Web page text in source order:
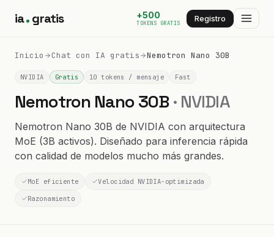
ia gratis +500
TOKENS GRATIS Registro
Inicio Chat con IA gratis Nemotron Nano 30B
NVIDIA Gratis 10 tokens / mensaje Fast
Nemotron Nano 30B· NVIDIA
Nemotron Nano 30B de NVIDIA con arquitectura
MoE (3B activos). Diseñado para inferencia rápida
con calidad de modelos mucho más grandes.
MoE eficiente
Velocidad NVIDIA-optimizada
Razonamiento